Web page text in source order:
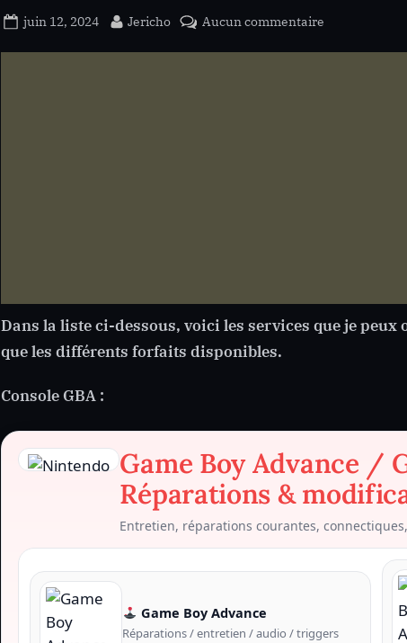
Posted
juin 12, 2024 By
Jericho Aucun commentairesur
Dans la liste ci-dessous, voici les services que je
que les différents forfaits disponibles.
Console GBA :
Game Boy Advance /
Réparations &
Entretien, réparations courantes,
Game Boy Advance
Réparations / entretien / audio / triggers